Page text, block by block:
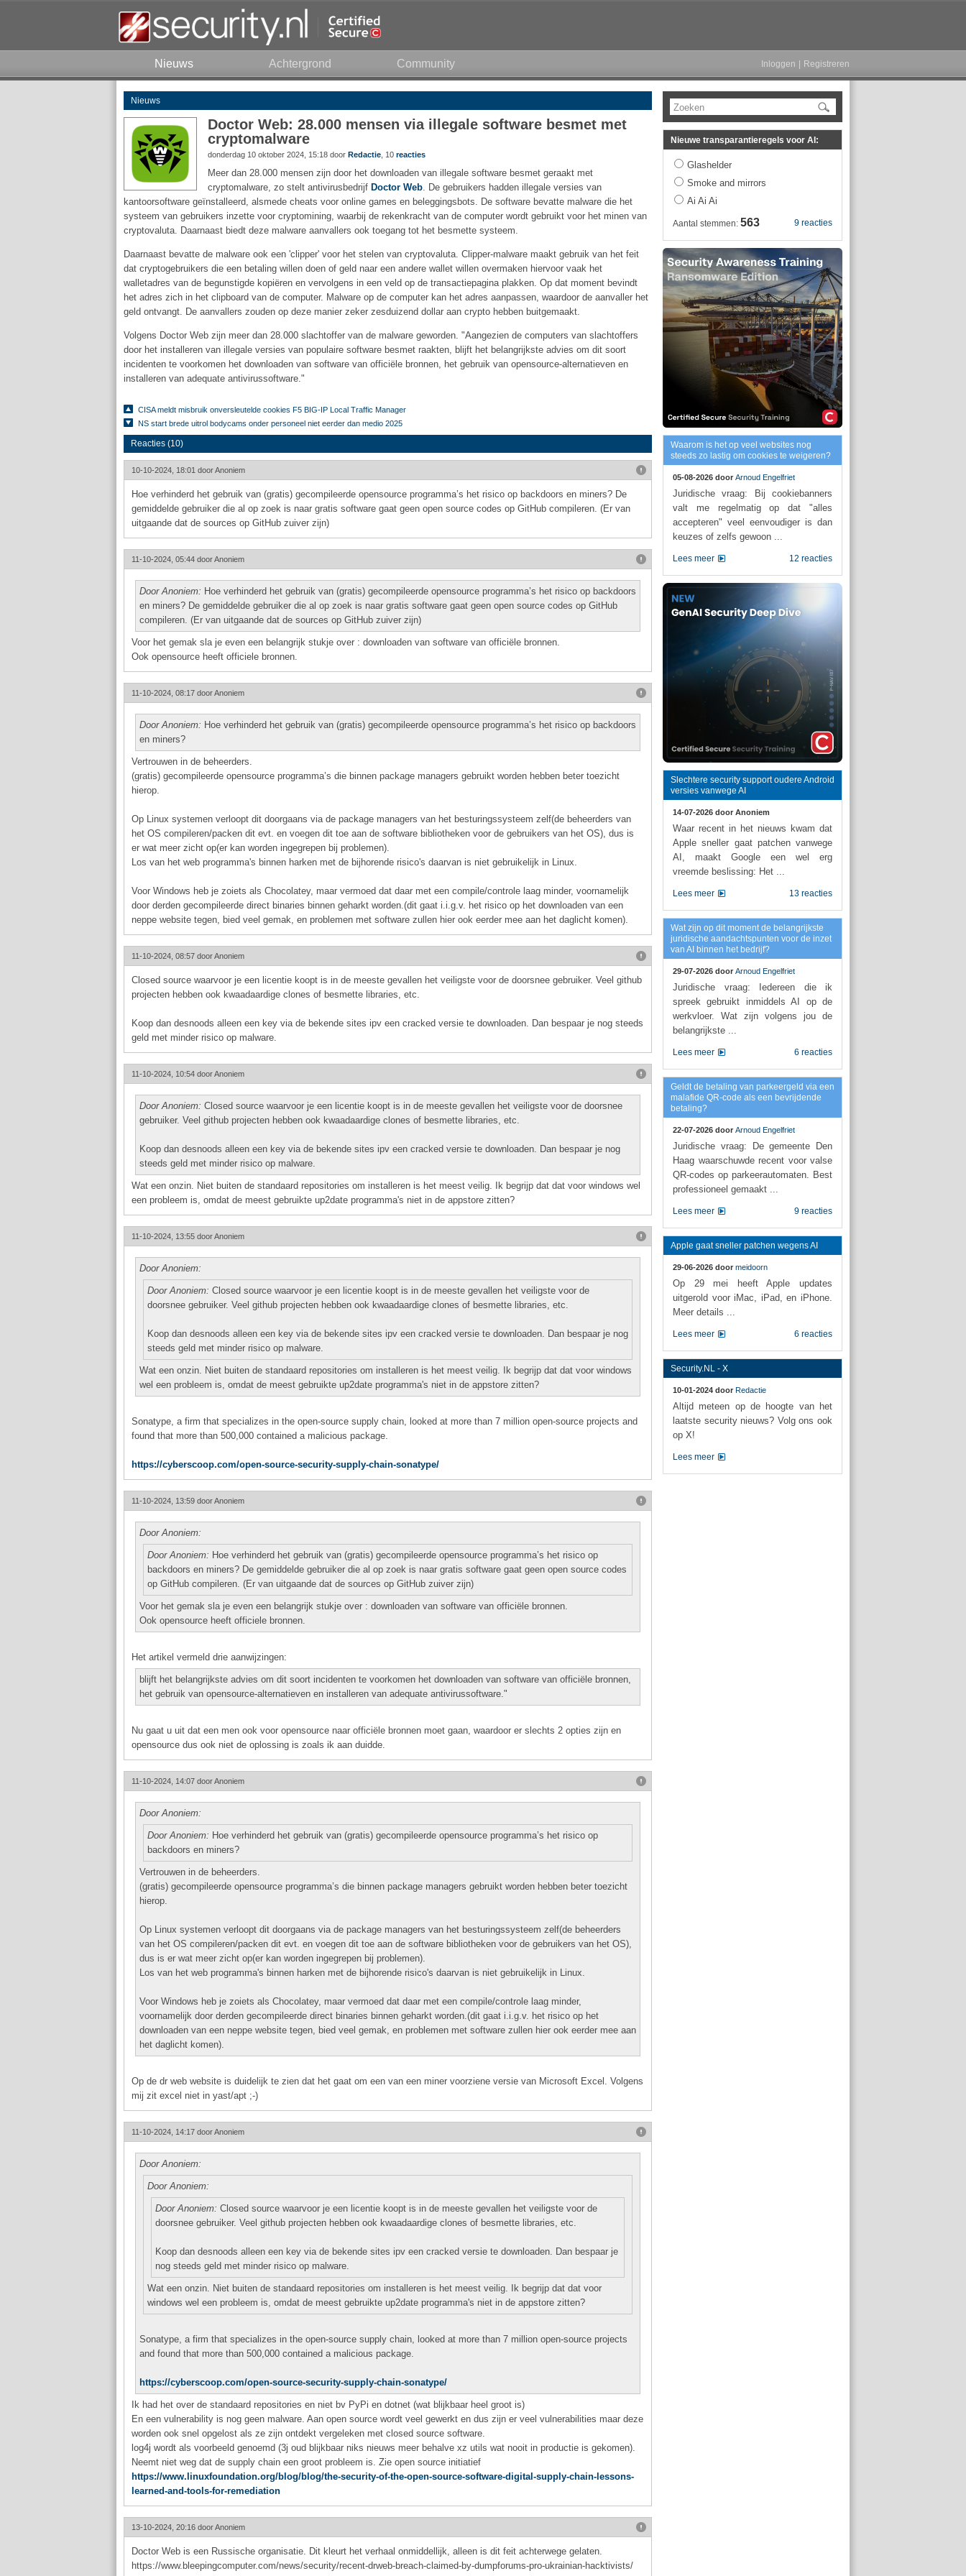
Nieuws Achtergrond Community Inloggen Registreren
Nieuws
Doctor Web: 28.000 mensen via illegale software besmet met
cryptomalware
donderdag 10 oktober 2024, 15:18 door Redactie , 10 reacties
Meer dan 28.000 mensen zijn door het downloaden van illegale software besmet geraakt met
cryptomalware, zo stelt antivirusbedrijf Doctor Web. De gebruikers hadden illegale versies van
kantoorsoftware geïnstalleerd, alsmede cheats voor online games en beleggingsbots. De software bevatte malware die het
systeem van gebruikers inzette voor cryptomining, waarbij de rekenkracht van de computer wordt gebruikt voor het minen van
cryptovaluta. Daarnaast biedt deze malware aanvallers ook toegang tot het besmette systeem.
Daarnaast bevatte de malware ook een 'clipper' voor het stelen van cryptovaluta. Clipper-malware maakt gebruik van het feit
dat cryptogebruikers die een betaling willen doen of geld naar een andere wallet willen overmaken hiervoor vaak het
walletadres van de begunstigde kopiëren en vervolgens in een veld op de transactiepagina plakken. Op dat moment bevindt
het adres zich in het clipboard van de computer. Malware op de computer kan het adres aanpassen, waardoor de aanvaller het
geld ontvangt. De aanvallers zouden op deze manier zeker zesduizend dollar aan crypto hebben buitgemaakt.
Volgens Doctor Web zijn meer dan 28.000 slachtoffer van de malware geworden. "Aangezien de computers van slachtoffers
door het installeren van illegale versies van populaire software besmet raakten, blijft het belangrijkste advies om dit soort
incidenten te voorkomen het downloaden van software van officiële bronnen, het gebruik van opensource-alternatieven en
installeren van adequate antivirussoftware."
CISA meldt misbruik onversleutelde cookies F5 BIG-IP Local Traffic Manager
NS start brede uitrol bodycams onder personeel niet eerder dan medio 2025
Reacties (10)
10-10-2024, 18:01 doorAnoniem
Hoe verhinderd het gebruik van (gratis) gecompileerde opensource programma’s het risico op backdoors en miners? De
gemiddelde gebruiker die al op zoek is naar gratis software gaat geen open source codes op GitHub compileren. (Er van
uitgaande dat de sources op GitHub zuiver zijn)
11-10-2024, 05:44 doorAnoniem
Door Anoniem: Hoe verhinderd het gebruik van (gratis) gecompileerde opensource programma’s het risico op backdoors
en miners? De gemiddelde gebruiker die al op zoek is naar gratis software gaat geen open source codes op GitHub
compileren. (Er van uitgaande dat de sources op GitHub zuiver zijn)
Voor het gemak sla je even een belangrijk stukje over : downloaden van software van officiële bronnen.
Ook opensource heeft officiele bronnen.
11-10-2024, 08:17 doorAnoniem
Door Anoniem: Hoe verhinderd het gebruik van (gratis) gecompileerde opensource programma’s het risico op backdoors
en miners?
Vertrouwen in de beheerders.
(gratis) gecompileerde opensource programma’s die binnen package managers gebruikt worden hebben beter toezicht
hierop.
Op Linux systemen verloopt dit doorgaans via de package managers van het besturingssysteem zelf(de beheerders van
het OS compileren/packen dit evt. en voegen dit toe aan de software bibliotheken voor de gebruikers van het OS), dus is
er wat meer zicht op(er kan worden ingegrepen bij problemen).
Los van het web programma's binnen harken met de bijhorende risico's daarvan is niet gebruikelijk in Linux.
Voor Windows heb je zoiets als Chocolatey, maar vermoed dat daar met een compile/controle laag minder, voornamelijk
door derden gecompileerde direct binaries binnen geharkt worden.(dit gaat i.i.g.v. het risico op het downloaden van een
neppe website tegen, bied veel gemak, en problemen met software zullen hier ook eerder mee aan het daglicht komen).
11-10-2024, 08:57 doorAnoniem
Closed source waarvoor je een licentie koopt is in de meeste gevallen het veiligste voor de doorsnee gebruiker. Veel github
projecten hebben ook kwaadaardige clones of besmette libraries, etc.
Koop dan desnoods alleen een key via de bekende sites ipv een cracked versie te downloaden. Dan bespaar je nog steeds
geld met minder risico op malware.
11-10-2024, 10:54 doorAnoniem
Door Anoniem: Closed source waarvoor je een licentie koopt is in de meeste gevallen het veiligste voor de doorsnee
gebruiker. Veel github projecten hebben ook kwaadaardige clones of besmette libraries, etc.
Koop dan desnoods alleen een key via de bekende sites ipv een cracked versie te downloaden. Dan bespaar je nog
steeds geld met minder risico op malware.
Wat een onzin. Niet buiten de standaard repositories om installeren is het meest veilig. Ik begrijp dat dat voor windows wel
een probleem is, omdat de meest gebruikte up2date programma's niet in de appstore zitten?
11-10-2024, 13:55 doorAnoniem
Door Anoniem:
Door Anoniem: Closed source waarvoor je een licentie koopt is in de meeste gevallen het veiligste voor de
doorsnee gebruiker. Veel github projecten hebben ook kwaadaardige clones of besmette libraries, etc.
Koop dan desnoods alleen een key via de bekende sites ipv een cracked versie te downloaden. Dan bespaar je nog
steeds geld met minder risico op malware.
Wat een onzin. Niet buiten de standaard repositories om installeren is het meest veilig. Ik begrijp dat dat voor windows
wel een probleem is, omdat de meest gebruikte up2date programma's niet in de appstore zitten?
Sonatype, a firm that specializes in the open-source supply chain, looked at more than 7 million open-source projects and
found that more than 500,000 contained a malicious package.
https://cyberscoop.com/open-source-security-supply-chain-sonatype/
11-10-2024, 13:59 doorAnoniem
Door Anoniem:
Door Anoniem: Hoe verhinderd het gebruik van (gratis) gecompileerde opensource programma’s het risico op
backdoors en miners? De gemiddelde gebruiker die al op zoek is naar gratis software gaat geen open source codes
op GitHub compileren. (Er van uitgaande dat de sources op GitHub zuiver zijn)
Voor het gemak sla je even een belangrijk stukje over : downloaden van software van officiële bronnen.
Ook opensource heeft officiele bronnen.
Het artikel vermeld drie aanwijzingen:
blijft het belangrijkste advies om dit soort incidenten te voorkomen het downloaden van software van officiële bronnen,
het gebruik van opensource-alternatieven en installeren van adequate antivirussoftware."
Nu gaat u uit dat een men ook voor opensource naar officiële bronnen moet gaan, waardoor er slechts 2 opties zijn en
opensource dus ook niet de oplossing is zoals ik aan duidde.
11-10-2024, 14:07 doorAnoniem
Door Anoniem:
Door Anoniem: Hoe verhinderd het gebruik van (gratis) gecompileerde opensource programma’s het risico op
backdoors en miners?
Vertrouwen in de beheerders.
(gratis) gecompileerde opensource programma’s die binnen package managers gebruikt worden hebben beter toezicht
hierop.
Op Linux systemen verloopt dit doorgaans via de package managers van het besturingssysteem zelf(de beheerders
van het OS compileren/packen dit evt. en voegen dit toe aan de software bibliotheken voor de gebruikers van het OS),
dus is er wat meer zicht op(er kan worden ingegrepen bij problemen).
Los van het web programma's binnen harken met de bijhorende risico's daarvan is niet gebruikelijk in Linux.
Voor Windows heb je zoiets als Chocolatey, maar vermoed dat daar met een compile/controle laag minder,
voornamelijk door derden gecompileerde direct binaries binnen geharkt worden.(dit gaat i.i.g.v. het risico op het
downloaden van een neppe website tegen, bied veel gemak, en problemen met software zullen hier ook eerder mee aan
het daglicht komen).
Op de dr web website is duidelijk te zien dat het gaat om een van een miner voorziene versie van Microsoft Excel. Volgens
mij zit excel niet in yast/apt ;-)
11-10-2024, 14:17 doorAnoniem
Door Anoniem:
Door Anoniem:
Door Anoniem: Closed source waarvoor je een licentie koopt is in de meeste gevallen het veiligste voor de
doorsnee gebruiker. Veel github projecten hebben ook kwaadaardige clones of besmette libraries, etc.
Koop dan desnoods alleen een key via de bekende sites ipv een cracked versie te downloaden. Dan bespaar je
nog steeds geld met minder risico op malware.
Wat een onzin. Niet buiten de standaard repositories om installeren is het meest veilig. Ik begrijp dat dat voor
windows wel een probleem is, omdat de meest gebruikte up2date programma's niet in de appstore zitten?
Sonatype, a firm that specializes in the open-source supply chain, looked at more than 7 million open-source projects
and found that more than 500,000 contained a malicious package.
https://cyberscoop.com/open-source-security-supply-chain-sonatype/
Ik had het over de standaard repositories en niet bv PyPi en dotnet (wat blijkbaar heel groot is)
En een vulnerability is nog geen malware. Aan open source wordt veel gewerkt en dus zijn er veel vulnerabilities maar deze
worden ook snel opgelost als ze zijn ontdekt vergeleken met closed source software.
log4j wordt als voorbeeld genoemd (3j oud blijkbaar niks nieuws meer behalve xz utils wat nooit in productie is gekomen).
Neemt niet weg dat de supply chain een groot probleem is. Zie open source initiatief
https://www.linuxfoundation.org/blog/blog/the-security-of-the-open-source-software-digital-supply-chain-lessons-
learned-and-tools-for-remediation
13-10-2024, 20:16 doorAnoniem
Doctor Web is een Russische organisatie. Dit kleurt het verhaal onmiddellijk, alleen is dit feit achterwege gelaten.
https://www.bleepingcomputer.com/news/security/recent-drweb-breach-claimed-by-dumpforums-pro-ukrainian-hacktivists/
Zoeken
Nieuwe transparantieregels voor AI:
Glashelder
Smoke and mirrors
Ai Ai Ai
9 reacties
Aantal stemmen: 563
Waarom is het op veel websites nog
steeds zo lastig om cookies te weigeren?
05-08-2026 door Arnoud Engelfriet
Juridische vraag: Bij cookiebanners
valt me regelmatig op dat "alles
accepteren" veel eenvoudiger is dan
keuzes of zelfs gewoon ...
12 reacties
Lees meer
Slechtere security support oudere Android
versies vanwege AI
14-07-2026 door Anoniem
Waar recent in het nieuws kwam dat
Apple sneller gaat patchen vanwege
AI, maakt Google een wel erg
vreemde beslissing: Het ...
13 reacties
Lees meer
Wat zijn op dit moment de belangrijkste
juridische aandachtspunten voor de inzet
van AI binnen het bedrijf?
29-07-2026 door Arnoud Engelfriet
Juridische vraag: Iedereen die ik
spreek gebruikt inmiddels AI op de
werkvloer. Wat zijn volgens jou de
belangrijkste ...
6 reacties
Lees meer
Geldt de betaling van parkeergeld via een
malafide QR-code als een bevrijdende
betaling?
22-07-2026 door Arnoud Engelfriet
Juridische vraag: De gemeente Den
Haag waarschuwde recent voor valse
QR-codes op parkeerautomaten. Best
professioneel gemaakt ...
9 reacties
Lees meer
Apple gaat sneller patchen wegens AI
29-06-2026 door meidoorn
Op 29 mei heeft Apple updates
uitgerold voor iMac, iPad, en iPhone.
Meer details ...
6 reacties
Lees meer
Security.NL - X
10-01-2024 door Redactie
Altijd meteen op de hoogte van het
laatste security nieuws? Volg ons ook
op X!
Lees meer